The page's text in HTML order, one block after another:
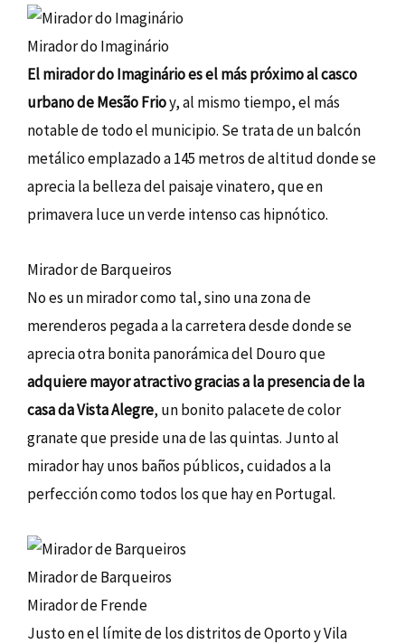
Mirador do Imaginário
El mirador do Imaginário es el más próximo al casco
urbano de Mesão Frioy, al mismo tiempo, el más
notable de todo el municipio. Se trata de un balcón
metálico emplazado a 145 metros de altitud donde se
aprecia la belleza del paisaje vinatero, que en
primavera luce un verde intenso cas hipnótico.
Mirador de Barqueiros
No es un mirador como tal, sino una zona de
merenderos pegada a la carretera desde donde se
aprecia otra bonita panorámica del Douro que
adquiere mayor atractivo gracias a la presencia de la
casa da Vista Alegre, un bonito palacete de color
granate que preside una de las quintas. Junto al
mirador hay unos baños públicos, cuidados a la
perfección como todos los que hay en Portugal.
Mirador de Barqueiros
Mirador de Frende
Justo en el límite de los distritos de Oporto y Vila